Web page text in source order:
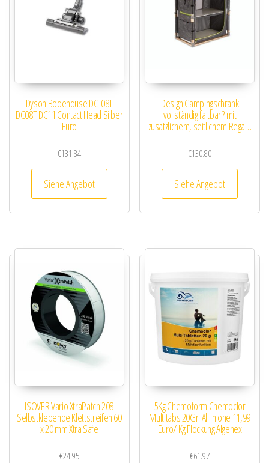
Dyson Bodendüse DC-08T
DC08T DC11 Contact Head Silber
Euro
€131.84
Siehe Angebot
Design Campingschrank
vollständig faltbar ? mit
zusätzlichem, seitlichem Rega…
€130.80
Siehe Angebot
ISOVER Vario XtraPatch 208
Selbstklebende Klettstreifen 60
x 20 mm Xtra Safe
€24.95
5Kg Chemoform Chemoclor
Multitabs 20Gr. All in one 11,99
Euro/ Kg Flockung Algenex
€61.97